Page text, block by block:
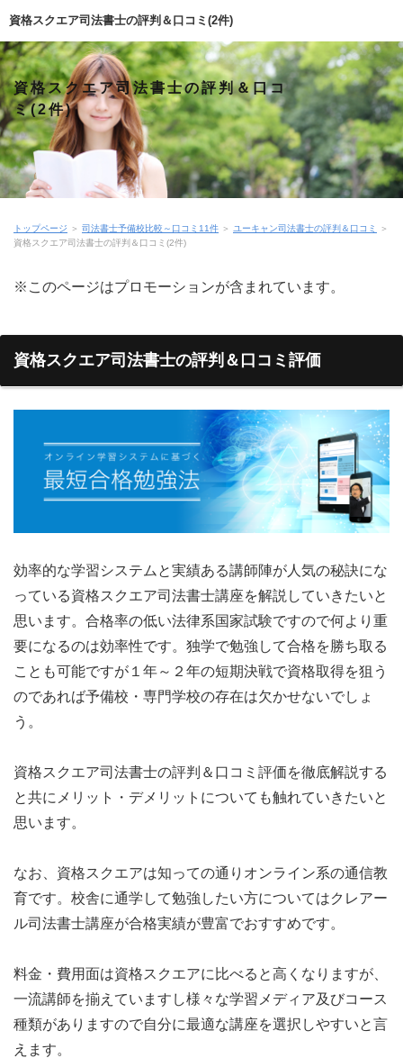
資格スクエア司法書士の評判＆口コミ(2件)
資格スクエア司法書士の評判＆口コ
ミ(2件)
トップページ ＞ 司法書士予備校比較～口コミ11件 ＞ ユーキャン司法書士の評判＆口コミ
＞
資格スクエア司法書士の評判＆口コミ(2件)
※このページはプロモーションが含まれています。
資格スクエア司法書士の評判＆口コミ評価
効率的な学習システムと実績ある講師陣が人気の秘訣にな
っている資格スクエア司法書士講座を解説していきたいと
思います。合格率の低い法律系国家試験ですので何より重
要になるのは効率性です。独学で勉強して合格を勝ち取る
ことも可能ですが１年～２年の短期決戦で資格取得を狙う
のであれば予備校・専門学校の存在は欠かせないでしょ
う。
資格スクエア司法書士の評判＆口コミ評価を徹底解説する
と共にメリット・デメリットについても触れていきたいと
思います。
なお、資格スクエアは知っての通りオンライン系の通信教
育です。校舎に通学して勉強したい方についてはクレアー
ル司法書士講座が合格実績が豊富でおすすめです。
料金・費用面は資格スクエアに比べると高くなりますが、
一流講師を揃えていますし様々な学習メディア及びコース
種類がありますので自分に最適な講座を選択しやすいと言
えます。